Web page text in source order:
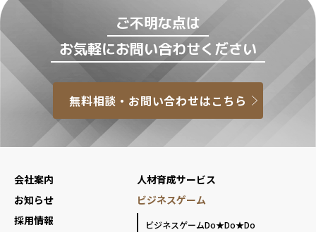
ご不明な点は
お気軽にお問い合わせください
無料相談・お問い合わせはこちら
会社案内
お知らせ
採用情報
人材育成サービス
ビジネスゲーム
ビジネスゲームDo★Do★Do